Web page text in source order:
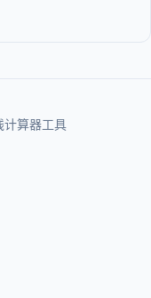
算器工具